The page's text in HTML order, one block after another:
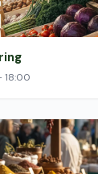
18:00